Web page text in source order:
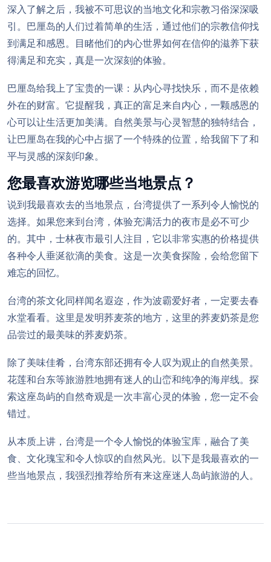
深入了解之后，我被不可思议的当地文化和宗教习俗深深吸
引。巴厘岛的人们过着简单的生活，通过他们的宗教信仰找
到满足和感恩。目睹他们的内心世界如何在信仰的滋养下获
得满足和充实，真是一次深刻的体验。
巴厘岛给我上了宝贵的一课：从内心寻找快乐，而不是依赖
外在的财富。它提醒我，真正的富足来自内心，一颗感恩的
心可以让生活更加美满。自然美景与心灵智慧的独特结合，
让巴厘岛在我的心中占据了一个特殊的位置，给我留下了和
平与灵感的深刻印象。
您最喜欢游览哪些当地景点？
说到我最喜欢去的当地景点，台湾提供了一系列令人愉悦的
选择。如果您来到台湾，体验充满活力的夜市是必不可少
的。其中，士林夜市最引人注目，它以非常实惠的价格提供
各种令人垂涎欲滴的美食。这是一次美食探险，会给您留下
难忘的回忆。
台湾的茶文化同样闻名遐迩，作为波霸爱好者，一定要去春
水堂看看。这里是发明荞麦茶的地方，这里的荞麦奶茶是您
品尝过的最美味的荞麦奶茶。
除了美味佳肴，台湾东部还拥有令人叹为观止的自然美景。
花莲和台东等旅游胜地拥有迷人的山峦和纯净的海岸线。探
索这座岛屿的自然奇观是一次丰富心灵的体验，您一定不会
错过。
从本质上讲，台湾是一个令人愉悦的体验宝库，融合了美
食、文化瑰宝和令人惊叹的自然风光。以下是我最喜欢的一
些当地景点，我强烈推荐给所有来这座迷人岛屿旅游的人。